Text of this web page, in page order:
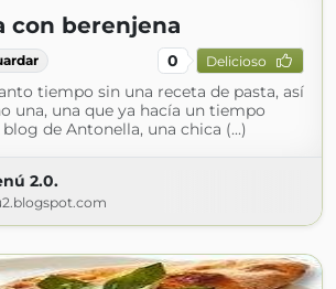
con berenjena
0 Delicioso
tiempo sin una receta de pasta, así
una, una que ya hacía un tiempo
de Antonella, una chica (...)
2.0.